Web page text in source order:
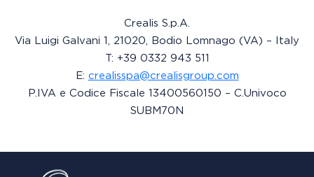
Crealis S.p.A.
Via Luigi Galvani 1, 21020, Bodio Lomnago (VA) – Italy
T: +39 0332 943 511
E: crealisspa@crealisgroup.com
P.IVA e Codice Fiscale 13400560150 – C.Univoco
SUBM70N